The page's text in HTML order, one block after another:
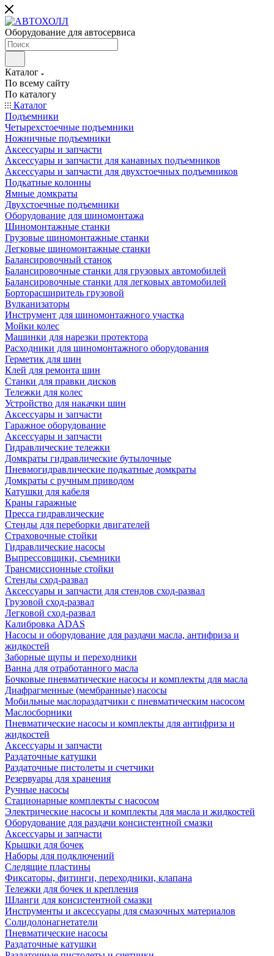
Оборудование для автосервиса
Каталог
По всему сайту
По каталогу
Каталог
Подъемники
Четырехстоечные подъемники
Ножничные подъемники
Аксессуары и запчасти
Аксессуары и запчасти для канавных подъемников
Аксессуары и запчасти для двухстоечных подъемников
Подкатные колонны
Ямные домкраты
Двухстоечные подъемники
Оборудование для шиномонтажа
Шиномонтажные станки
Грузовые шиномонтажные станки
Легковые шиномонтажные станки
Балансировочный станок
Балансировочные станки для грузовых автомобилей
Балансировочные станки для легковых автомобилей
Борторасширитель грузовой
Вулканизаторы
Инструмент для шиномонтажного участка
Мойки колес
Машинки для нарезки протектора
Расходники для шиномонтажного оборудования
Герметик для шин
Клей для ремонта шин
Станки для правки дисков
Тележки для колес
Устройство для накачки шин
Аксессуары и запчасти
Гаражное оборудование
Аксессуары и запчасти
Гидравлические тележки
Домкраты гидравлические бутылочные
Пневмогидравлические подкатные домкраты
Домкраты с ручным приводом
Катушки для кабеля
Краны гаражные
Пресса гидравлические
Стенды для переборки двигателей
Страховочные стойки
Гидравлические насосы
Выпрессовщики, съемники
Трансмиссионные стойки
Стенды сход-развал
Аксессуары и запчасти для стендов сход-развал
Грузовой сход-развал
Легковой сход-развал
Калибровка ADAS
Насосы и оборудование для раздачи масла, антифриза и
жидкостей
Заборные щупы и переходники
Ванна для отработанного масла
Бочковые пневматические насосы и комплекты для масла
Диафрагменные (мембранные) насосы
Мобильные маслораздатчики с пневматическим насосом
Маслосборники
Пневматические насосы и комплекты для антифриза и
жидкостей
Аксессуары и запчасти
Раздаточные катушки
Раздаточные пистолеты и счетчики
Резервуары для хранения
Ручные насосы
Стационарные комплекты с насосом
Электрические насосы и комплекты для масла и жидкостей
Оборудование для раздачи консистентной смазки
Аксессуары и запчасти
Крышки для бочек
Наборы для подключений
Следящие пластины
Фиксаторы, фитинги, переходники, клапана
Тележки для бочек и крепления
Шланги для консистентной смазки
Инструменты и аксессуары для смазочных материалов
Солидолонагнетатели
Пневматические насосы
Раздаточные катушки